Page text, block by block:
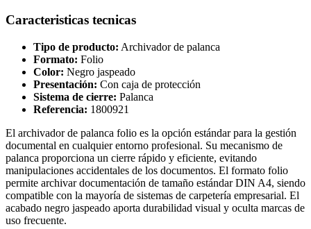
Caracteristicas tecnicas
Tipo de producto: Archivador de palanca
Formato: Folio
Color: Negro jaspeado
Presentación: Con caja de protección
Sistema de cierre: Palanca
Referencia: 1800921
El archivador de palanca folio es la opción estándar para la gestión
documental en cualquier entorno profesional. Su mecanismo de
palanca proporciona un cierre rápido y eficiente, evitando
manipulaciones accidentales de los documentos. El formato folio
permite archivar documentación de tamaño estándar DIN A4, siendo
compatible con la mayoría de sistemas de carpetería empresarial. El
acabado negro jaspeado aporta durabilidad visual y oculta marcas de
uso frecuente.